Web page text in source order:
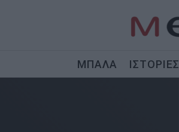
ΜΠΑΛΑ ΙΣΤΟΡΙΕΣ